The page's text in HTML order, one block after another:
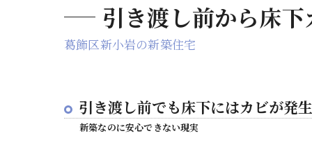
引き渡し前から床
葛飾区新小岩の新築住宅
引き渡し前でも床下にはカビが発
新築なのに安心できない現実